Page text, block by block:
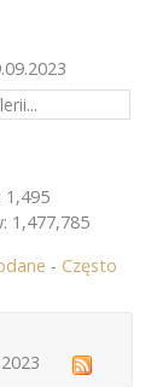
1,495
1,477,785
- Często